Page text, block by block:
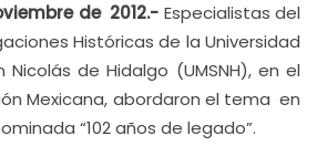
de 2012.- Especialistas del
Históricas de la Universidad
de Hidalgo (UMSNH), en el
Mexicana, abordaron el tema en
“102 años de legado”.